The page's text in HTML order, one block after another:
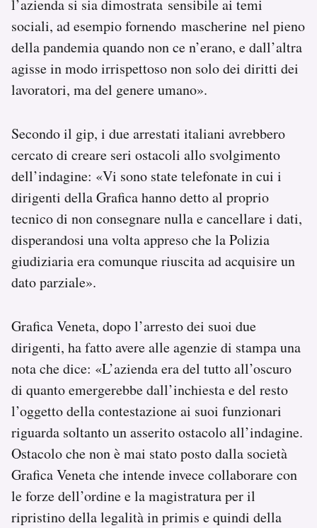
l’azienda si sia dimostrata sensibile ai temi
sociali, ad esempio fornendo mascherine nel pieno
della pandemia quando non ce n’erano, e dall’altra
agisse in modo irrispettoso non solo dei diritti dei
lavoratori, ma del genere umano».
Secondo il gip, i due arrestati italiani avrebbero
cercato di creare seri ostacoli allo svolgimento
dell’indagine: «Vi sono state telefonate in cui i
dirigenti della Grafica hanno detto al proprio
tecnico di non consegnare nulla e cancellare i dati,
disperandosi una volta appreso che la Polizia
giudiziaria era comunque riuscita ad acquisire un
dato parziale».
Grafica Veneta, dopo l’arresto dei suoi due
dirigenti, ha fatto avere alle agenzie di stampa una
nota che dice: «L’azienda era del tutto all’oscuro
di quanto emergerebbe dall’inchiesta e del resto
l’oggetto della contestazione ai suoi funzionari
riguarda soltanto un asserito ostacolo all’indagine.
Ostacolo che non è mai stato posto dalla società
Grafica Veneta che intende invece collaborare con
le forze dell’ordine e la magistratura per il
ripristino della legalità in primis e quindi della